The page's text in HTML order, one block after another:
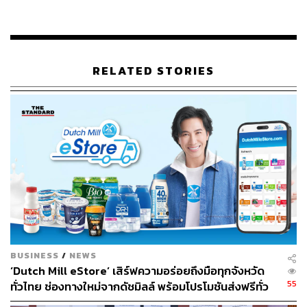
RELATED STORIES
BUSINESS / NEWS
‘Dutch Mill eStore’ เสิร์ฟความอร่อยถึงมือทุกจังหวัด
ทั่วไทย ช่องทางใหม่จากดัชมิลล์ พร้อมโปรโมชันส่งฟรีทั่ว
ประเทศ ส่งไว สั่งก่อนเที่ยง ได้ของวันถัดไป ส่งสินค้าแบบ
55